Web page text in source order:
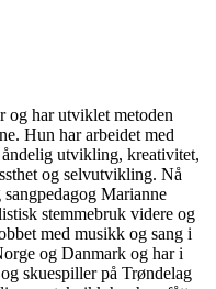
og har utviklet metoden
Hun har arbeidet med
utvikling, kreativitet,
og selvutvikling. Nå
Marianne
stemmebruk videre og
med musikk og sang i
og Danmark og har i
skuespiller på Trøndelag